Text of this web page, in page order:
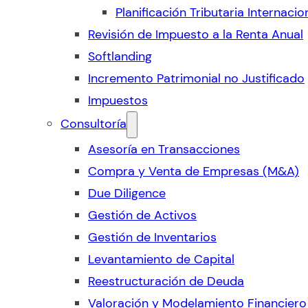
Planificación Tributaria
Revisión de Impuesto a la Renta Anual
Softlanding
Incremento Patrimonial no Justificado
Impuestos
Consultoría
Asesoría en Transacciones
Compra y Venta de Empresas (M&A)
Due Diligence
Gestión de Activos
Gestión de Inventarios
Levantamiento de Capital
Reestructuración de Deuda
Valoración y Modelamiento Financiero